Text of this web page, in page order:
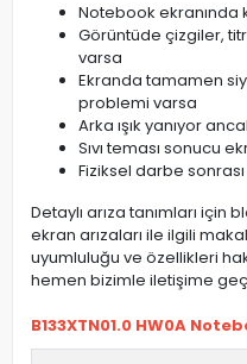
Notebook ekranında
Görüntüde çizgiler,
varsa
Ekranda tamamen
problemi varsa
Arka ışık yanıyor
Sıvı teması sonucu
Fiziksel darbe
Detaylı arıza tanımları için
ekran arızaları ile ilgili
uyumluluğu ve özellikleri
hemen bizimle iletişime
B133XTN01.0 HW0A